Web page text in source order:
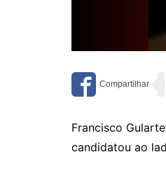
Francisco
candidatou ao